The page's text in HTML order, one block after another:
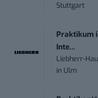
Stuttgart
Praktikum
Inte...
Liebherr-
in Ulm